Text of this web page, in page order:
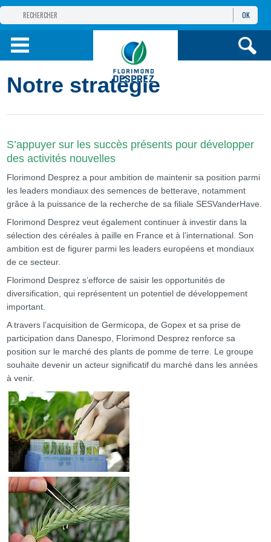
GROUPE
PRODUITS
OK
Notre stratégie
S’appuyer sur les succès présents pour développer
des activités nouvelles
Florimond Desprez a pour ambition de maintenir sa position parmi
les leaders mondiaux des semences de betterave, notamment
grâce à la puissance de la recherche de sa filiale SESVanderHave.
Florimond Desprez veut également continuer à investir dans la
sélection des céréales à paille en France et à l’international. Son
ambition est de figurer parmi les leaders européens et mondiaux
de ce secteur.
Florimond Desprez s’efforce de saisir les opportunités de
diversification, qui représentent un potentiel de développement
important.
A travers l’acquisition de Germicopa, de Gopex et sa prise de
participation dans Danespo, Florimond Desprez renforce sa
position sur le marché des plants de pomme de terre. Le groupe
souhaite devenir un acteur significatif du marché dans les années
à venir.